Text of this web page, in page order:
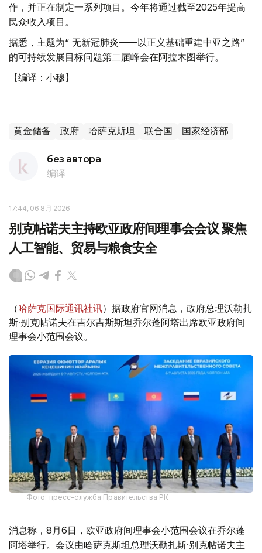
作，并正在制定一系列项目。今年将通过截至2025年提高
民众收入项目。
据悉，主题为“ 无新冠肺炎——以正义基础重建中亚之路”
的可持续发展目标问题第二届峰会在阿拉木图举行。
【编译：小穆】
黄金储备 政府 哈萨克斯坦 联合国 国家经济部
без автора
编译
17:44, 06 8月 2026
别克帖诺夫主持欧亚政府间理事会会议 聚焦
人工智能、贸易与粮食安全
（哈萨克国际通讯社讯）据政府官网消息，政府总理沃勒扎
斯·别克帖诺夫在吉尔吉斯斯坦乔尔蓬阿塔出席欧亚政府间
理事会小范围会议。
Фото: пресс-служба Правительства РК
消息称，8月6日，欧亚政府间理事会小范围会议在乔尔蓬
阿塔举行。会议由哈萨克斯坦总理沃勒扎斯·别克帖诺夫主